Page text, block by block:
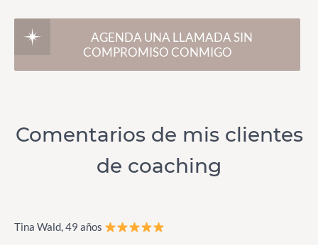
AGENDA UNA LLAMADA SIN
COMPROMISO CONMIGO
Comentarios de mis clientes
de coaching
Tina Wald, 49 años